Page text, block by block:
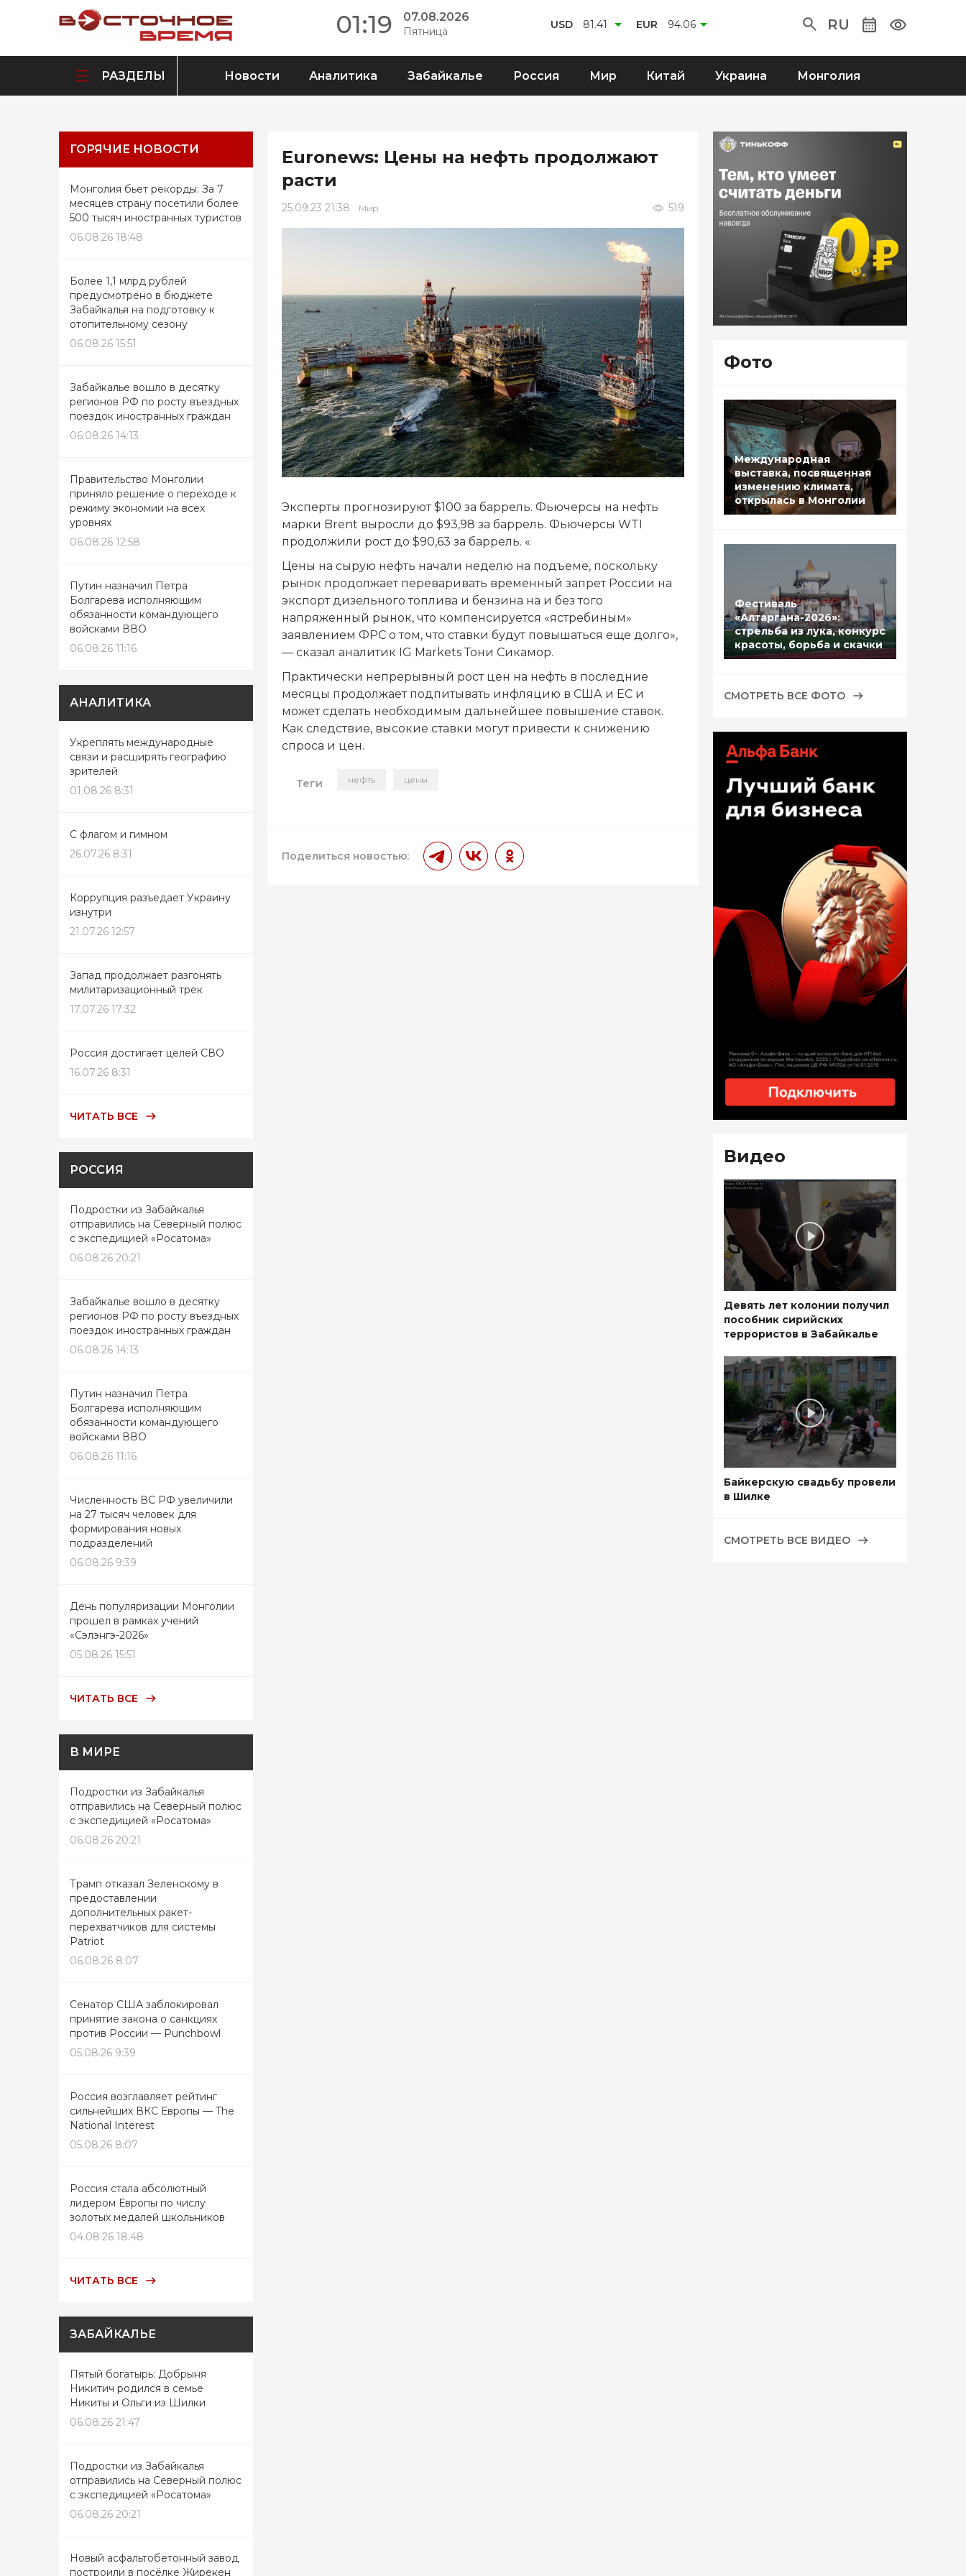
01:19 07.08.2026
Пятница
USD 81.41 EUR 94.06 RU
РАЗДЕЛЫ Новости Аналитика Забайкалье Россия Мир Китай Украина Монголия
ГОРЯЧИЕ НОВОСТИ
Монголия бьет рекорды: За 7
месяцев страну посетили более
500 тысяч иностранных туристов
06.08.26 18:48
Более 1,1 млрд рублей
предусмотрено в бюджете
Забайкалья на подготовку к
отопительному сезону
06.08.26 15:51
Забайкалье вошло в десятку
регионов РФ по росту въездных
поездок иностранных граждан
06.08.26 14:13
Правительство Монголии
приняло решение о переходе к
режиму экономии на всех
уровнях
06.08.26 12:58
Путин назначил Петра
Болгарева исполняющим
обязанности командующего
войсками ВВО
06.08.26 11:16
АНАЛИТИКА
Укреплять международные
связи и расширять географию
зрителей
01.08.26 8:31
С флагом и гимном
26.07.26 8:31
Коррупция разъедает Украину
изнутри
21.07.26 12:57
Запад продолжает разгонять
милитаризационный трек
17.07.26 17:32
Россия достигает целей СВО
16.07.26 8:31
ЧИТАТЬ ВСЕ
РОССИЯ
Подростки из Забайкалья
отправились на Северный полюс
с экспедицией «Росатома»
06.08.26 20:21
Забайкалье вошло в десятку
регионов РФ по росту въездных
поездок иностранных граждан
06.08.26 14:13
Путин назначил Петра
Болгарева исполняющим
обязанности командующего
войсками ВВО
06.08.26 11:16
Численность ВС РФ увеличили
на 27 тысяч человек для
формирования новых
подразделений
06.08.26 9:39
День популяризации Монголии
прошел в рамках учений
«Сэлэнгэ-2026»
05.08.26 15:51
ЧИТАТЬ ВСЕ
В МИРЕ
Подростки из Забайкалья
отправились на Северный полюс
с экспедицией «Росатома»
06.08.26 20:21
Трамп отказал Зеленскому в
предоставлении
дополнительных ракет-
перехватчиков для системы
Patriot
06.08.26 8:07
Сенатор США заблокировал
принятие закона о санкциях
против России — Punchbowl
05.08.26 9:39
Россия возглавляет рейтинг
сильнейших ВКС Европы — The
National Interest
05.08.26 8:07
Россия стала абсолютный
лидером Европы по числу
золотых медалей школьников
04.08.26 18:48
ЧИТАТЬ ВСЕ
ЗАБАЙКАЛЬЕ
Пятый богатырь: Добрыня
Никитич родился в семье
Никиты и Ольги из Шилки
06.08.26 21:47
Подростки из Забайкалья
отправились на Северный полюс
с экспедицией «Росатома»
06.08.26 20:21
Новый асфальтобетонный завод
построили в посёлке Жирекен
Euronews: Цены на нефть продолжают
расти
25.09.23 21:38 Мир 519
Эксперты прогнозируют $100 за баррель. Фьючерсы на нефть
марки Brent выросли до $93,98 за баррель. Фьючерсы WTI
продолжили рост до $90,63 за баррель. «
Цены на сырую нефть начали неделю на подъеме, поскольку
рынок продолжает переваривать временный запрет России на
экспорт дизельного топлива и бензина на и без того
напряженный рынок, что компенсируется «ястребиным»
заявлением ФРС о том, что ставки будут повышаться еще долго»,
— сказал аналитик IG Markets Тони Сикамор.
Практически непрерывный рост цен на нефть в последние
месяцы продолжает подпитывать инфляцию в США и ЕС и
может сделать необходимым дальнейшее повышение ставок.
Как следствие, высокие ставки могут привести к снижению
спроса и цен.
Теги нефть цены
Поделиться новостью:
Фото
Международная
выставка, посвященная
изменению климата,
открылась в Монголии
Фестиваль
«Алтаргана-2026»:
стрельба из лука, конкурс
красоты, борьба и скачки
СМОТРЕТЬ ВСЕ ФОТО
Видео
Девять лет колонии получил
пособник сирийских
террористов в Забайкалье
Байкерскую свадьбу провели
в Шилке
СМОТРЕТЬ ВСЕ ВИДЕО